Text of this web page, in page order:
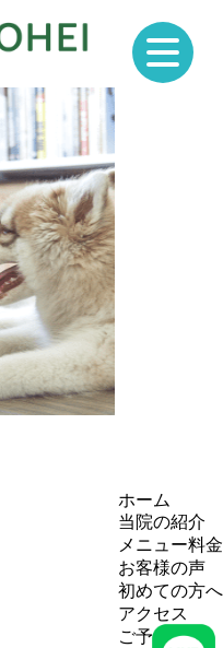
ホーム
当院の紹介
メニュー料金
お客様の声
初めての方へ
アクセス
ご予約